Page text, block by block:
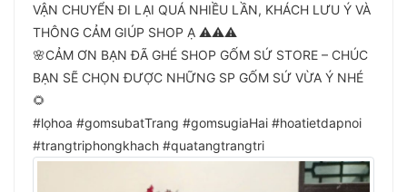
VẬN CHUYỂN ĐI LẠI QUÁ NHIỀU LẦN, KHÁCH LƯU Ý VÀ
THÔNG CẢM GIÚP SHOP Ạ ⚠️⚠️⚠️
🌸CẢM ƠN BẠN ĐÃ GHÉ SHOP GỐM SỨ STORE – CHÚC
BẠN SẼ CHỌN ĐƯỢC NHỮNG SP GỐM SỨ VỪA Ý NHÉ
🌻
#lọhoa #gomsubatTrang #gomsugiaHai #hoatietdapnoi
#trangtriphongkhach #quatangtrangtri